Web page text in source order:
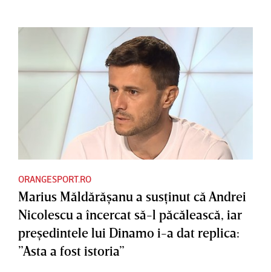
ORANGESPORT.RO
Marius Măldărăşanu a susţinut că Andrei
Nicolescu a încercat să-l păcălească, iar
preşedintele lui Dinamo i-a dat replica:
”Asta a fost istoria”